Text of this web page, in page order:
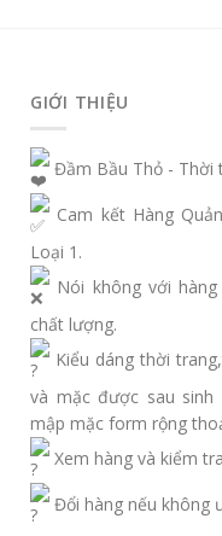
GIỚI THIỆU
Đầm Bầu Thỏ - Thời
Cam kết Hàng
Loại 1.
Nói không với
chất lượng.
Kiểu dáng thời
và mặc được sau
mập mặc form rộng
Xem hàng và kiểm
Đổi hàng nếu không